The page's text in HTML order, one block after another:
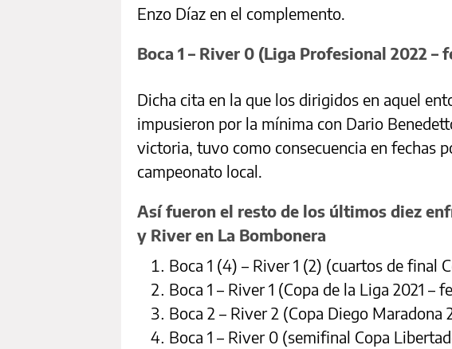
Enzo Díaz en el complemento.
Boca 1 – River 0 (Liga Profesional 2022 –
Dicha cita en la que los dirigidos en aquel
impusieron por la mínima con Dario
victoria, tuvo como consecuencia en fechas
campeonato local.
Así fueron el resto de los últimos diez
y River en La Bombonera
Boca 1 (4) – River 1 (2) (cuartos de final
Boca 1 – River 1 (Copa de la Liga 2021 –
Boca 2 – River 2 (Copa Diego Maradona
Boca 1 – River 0 (semifinal Copa